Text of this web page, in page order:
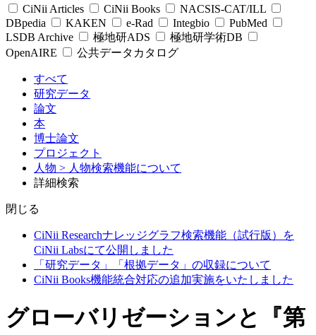
CiNii Articles
CiNii Books
NACSIS-CAT/ILL
DBpedia
KAKEN e-Rad Integbio
PubMed
LSDB Archive
極地研ADS
極地研学術DB
OpenAIRE
公共データカタログ
すべて
研究データ
論文
本
博士論文
プロジェクト
人物 > 人物検索機能について
詳細検索
閉じる
CiNii Researchナレッジグラフ検索機能（試行版）を
CiNii Labsにて公開しました
「研究データ」「根拠データ」の収録について
CiNii Books機能統合対応の追加実施をいたしました
グローバリゼーションと『第